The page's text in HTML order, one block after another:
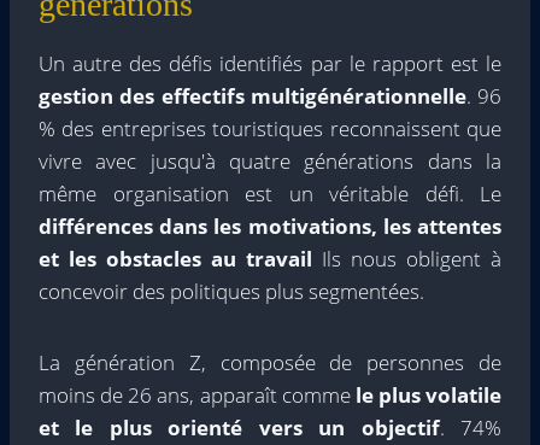
Un autre des défis identifiés par le rapport est le
gestion des effectifs multigénérationnelle. 96
% des entreprises touristiques reconnaissent que
vivre avec jusqu'à quatre générations dans la
même organisation est un véritable défi. Le
différences dans les motivations, les attentes
et les obstacles au travail Ils nous obligent à
concevoir des politiques plus segmentées.
La génération Z, composée de personnes de
moins de 26 ans, apparaît comme le plus volatile
et le plus orienté vers un objectif. 74%